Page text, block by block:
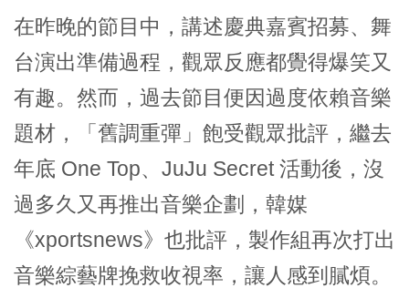
在昨晚的節目中，講述慶典嘉賓招募、舞
台演出準備過程，觀眾反應都覺得爆笑又
有趣。然而，過去節目便因過度依賴音樂
題材，「舊調重彈」飽受觀眾批評，繼去
年底 One Top、JuJu Secret 活動後，沒
過多久又再推出音樂企劃，韓媒
《xportsnews》也批評，製作組再次打出
音樂綜藝牌挽救收視率，讓人感到膩煩。